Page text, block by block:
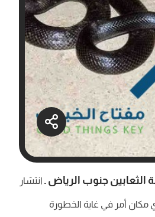
جنوب الرياض ـ انتشار
مكان أمر في غاية الخطورة